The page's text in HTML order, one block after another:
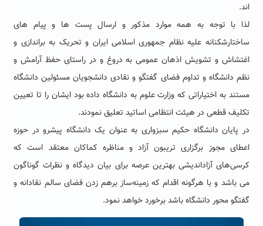
اند.
لذا با توجه به همه موارد مذکور و ارسال پست ها و پیام های
ساختارشکنانه علیه نظام جمهوری اسلامی ایران و تحریک به براندازی و
اغتشاش و تشویش اذهان عمومی به دروغ و در راستای حفظ آرامش و
نظم دانشگاه و تداوم فضای گفتگو و نقادی دانشجویان مسئولین دانشگاه
مستند به اختیاراتی که وزارت علوم به دانشگاه داده بود ایشان را تا تعیین
تکلیف قطعی در هیئت انتظامی اساتید تعلیق نمودند.
در پایان دانشگاه حکیم سبزواری به عنوان یک دانشگاه پیشرو در حوزه
اعطای مجوز برگزاری تریبون آزاد و مناظره کماکان معتقد است که
کرسی‌های آزاداندیشی بهترین عرصه برای بیان دیدگاه و نظرات گوناگون
می باشد و با هرگونه اقدام که زمینه‌ساز برهم زدن فضای سالم نقادانه و
گفتگو محور دانشگاه باشد برخورد خواهد نمود.